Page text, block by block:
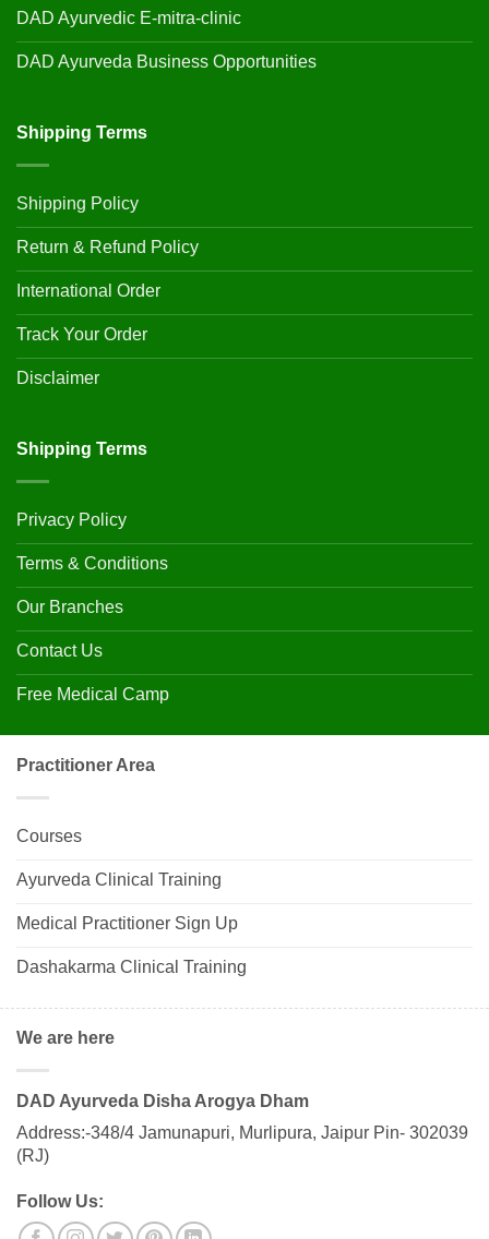
DAD Ayurvedic E-mitra-clinic
DAD Ayurveda Business Opportunities
Shipping Terms
Shipping Policy
Return & Refund Policy
International Order
Track Your Order
Disclaimer
Shipping Terms
Privacy Policy
Terms & Conditions
Our Branches
Contact Us
Free Medical Camp
Practitioner Area
Courses
Ayurveda Clinical Training
Medical Practitioner Sign Up
Dashakarma Clinical Training
We are here
DAD Ayurveda Disha Arogya Dham
Address:-348/4 Jamunapuri, Murlipura, Jaipur Pin- 302039
(RJ)
Follow Us: